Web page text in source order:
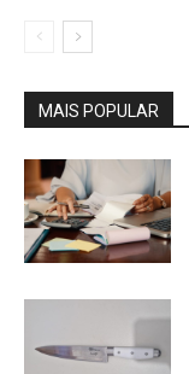
MAIS POPULAR